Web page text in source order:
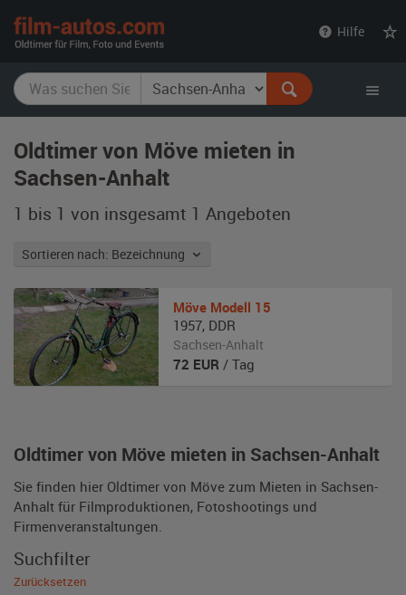
Hilfe
Oldtimer von Möve mieten in
Sachsen-Anhalt
1 bis 1 von insgesamt 1 Angeboten
Sortieren nach: Bezeichnung
Oldtimer von Möve mieten in Sachsen-Anhalt
Sie finden hier Oldtimer von Möve zum Mieten in Sachsen-
Anhalt für Filmproduktionen, Fotoshootings und
Firmenveranstaltungen.
Möve Modell 15
1957, DDR
Sachsen-Anhalt
72 EUR / Tag
Suchfilter
Zurücksetzen